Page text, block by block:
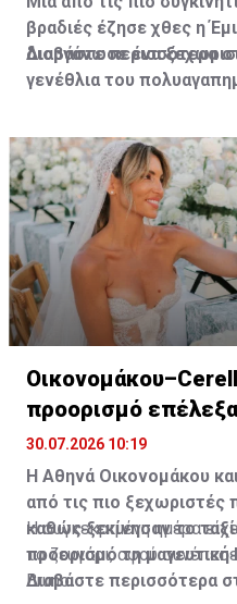
βραδιές έζησε χθες η
διοργάνωσε ένα
γενέθλια του
Διαβάστε περισσότερα
προορισμό
τους
30.07.2026 10:19
Η Αθηνά Οικονομάκου
από τις πιο ξεχωριστές
καθώς ξεκίνησαν το
προορισμό τη μαγευτική
Η συγκεκριμένη ημέρα
το ζευγάρι, αφού
Bruno.
Διαβάστε περισσότερα